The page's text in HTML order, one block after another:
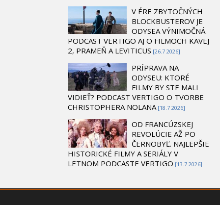
V ÉRE ZBYTOČNÝCH
BLOCKBUSTEROV JE
ODYSEA VÝNIMOČNÁ.
PODCAST VERTIGO AJ O FILMOCH KAVEJ
2, PRAMEŇ A LEVITICUS [26.7 2026]
PRÍPRAVA NA
ODYSEU: KTORÉ
FILMY BY STE MALI
VIDIEŤ? PODCAST VERTIGO O TVORBE
CHRISTOPHERA NOLANA [18.7 2026]
OD FRANCÚZSKEJ
REVOLÚCIE AŽ PO
ČERNOBYĽ. NAJLEPŠIE
HISTORICKÉ FILMY A SERIÁLY V
LETNOM PODCASTE VERTIGO [13.7 2026]